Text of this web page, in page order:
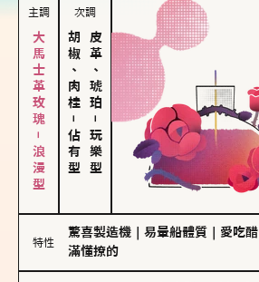
主調
大馬士革玫瑰－浪漫型
次調
胡椒、肉桂
－
佔有型
皮革、琥珀
－
玩樂型
特性
驚喜製造機 易暈船體質 愛吃醋
滿懂撩的